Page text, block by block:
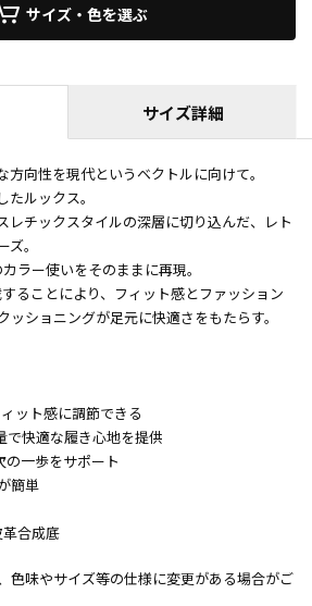
サイズ・色を選ぶ
サイズ詳細
方向性を現代というベクトルに向けて。
ルックス。
レチックスタイルの深層に切り込んだ、レト
。
ラー使いをそのままに再現。
ることにより、フィット感とファッション
ショニングが足元に快適さをもたらす。
ット感に調節できる
快適な履き心地を提供
一歩をサポート
簡単
革合成底
色味やサイズ等の仕様に変更がある場合がご